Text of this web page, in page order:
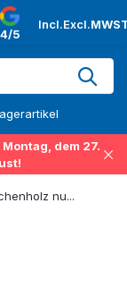
4/5
Incl.Excl.
dem 27.
nu...